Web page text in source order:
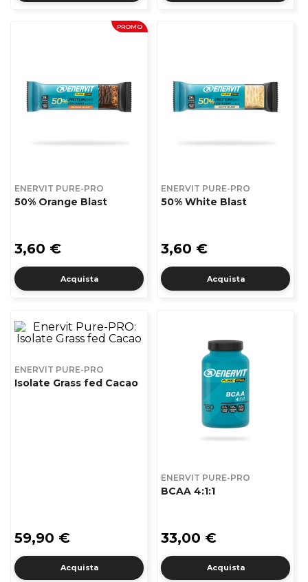
PROMO
ENERVIT PURE-PRO
50% Orange Blast
3,60 €
Acquista
ENERVIT PURE-PRO
50% White Blast
3,60 €
Acquista
ENERVIT PURE-PRO
Isolate Grass fed Cacao
59,90 €
Acquista
ENERVIT PURE-PRO
BCAA 4:1:1
33,00 €
Acquista